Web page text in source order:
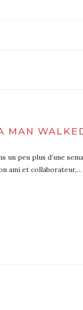
MAN
un peu plus d’une
ami et collaborateur,…